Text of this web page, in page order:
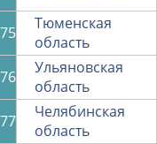
75
Тюменская
область
76
Ульяновская
область
77
Челябинская
область